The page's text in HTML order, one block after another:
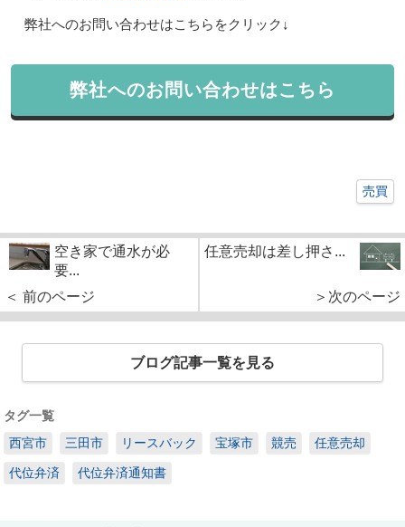
弊社へのお問い合わせはこちらをクリック↓
弊社へのお問い合わせはこちら
売買
空き家で通水が必
要...
＜ 前のページ
任意売却は差し押さ...
＞次のページ
ブログ記事一覧を見る
タグ一覧
西宮市
三田市 リースバック 宝塚市 競売 任意売却
代位弁済 代位弁済通知書